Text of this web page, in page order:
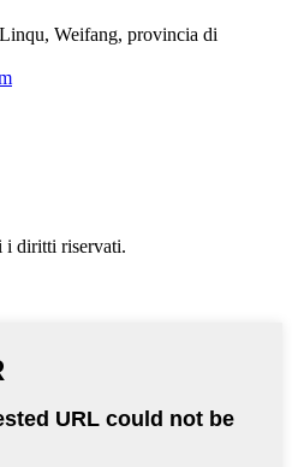
Weifang, provincia di
diritti riservati.